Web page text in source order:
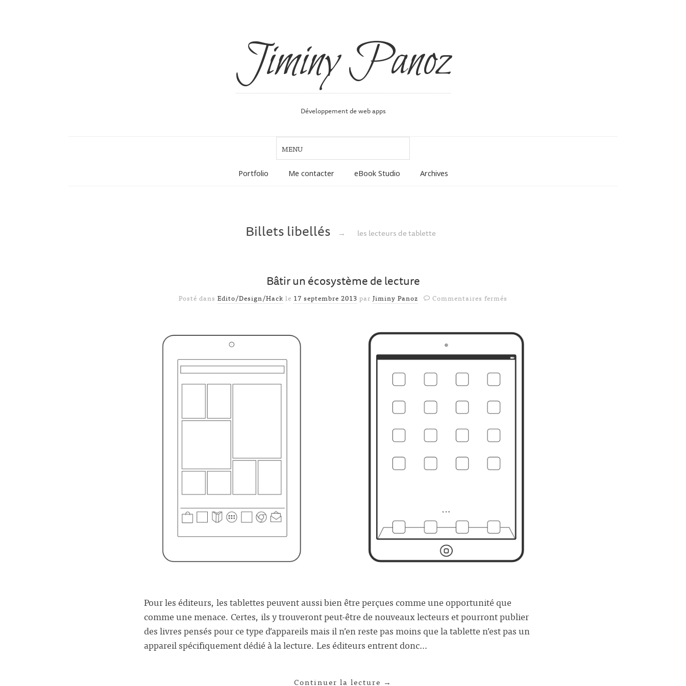
Jiminy Panoz
Développement de web apps
Portfolio Me contacter eBook Studio Archives
Billets libellés → les lecteurs de tablette
Bâtir un écosystème de lecture
Posté dans Edito/Design/Hack le 17 septembre 2013 par Jiminy Panoz Commentaires fermés
Pour les éditeurs, les tablettes peuvent aussi bien être perçues comme une opportunité que
comme une menace. Certes, ils y trouveront peut-être de nouveaux lecteurs et pourront publier
des livres pensés pour ce type d’appareils mais il n’en reste pas moins que la tablette n’est pas un
appareil spécifiquement dédié à la lecture. Les éditeurs entrent donc…
Continuer la lecture →